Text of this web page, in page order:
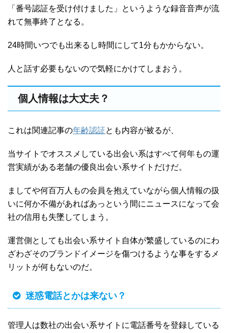
「番号認証を受け付けました」というような録音音声が流
れて無事終了となる。
24時間いつでも出来るし時間にして1分もかからない。
人と話す必要もないので気軽にかけてしまおう。
個人情報は大丈夫？
これは関連記事の年齢認証とも内容が被るが、
当サイトでオススメしている出会い系はすべて何年もの運
営実績がある老舗の優良出会い系サイトだけだ。
ましてや何百万人もの会員を抱えていながら個人情報の扱
いに何か不備があればあっという間にニュースになって会
社の信用も失墜してしまう。
運営側としても出会い系サイト自体が繁盛しているのにわ
ざわざそのブランドイメージを傷つけるような事をするメ
リットが何もないのだ。
迷惑電話とかは来ない？
管理人は数社の出会い系サイトに電話番号を登録している